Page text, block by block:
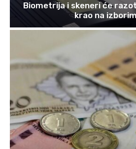
Biometrija i skeneri će
krao na